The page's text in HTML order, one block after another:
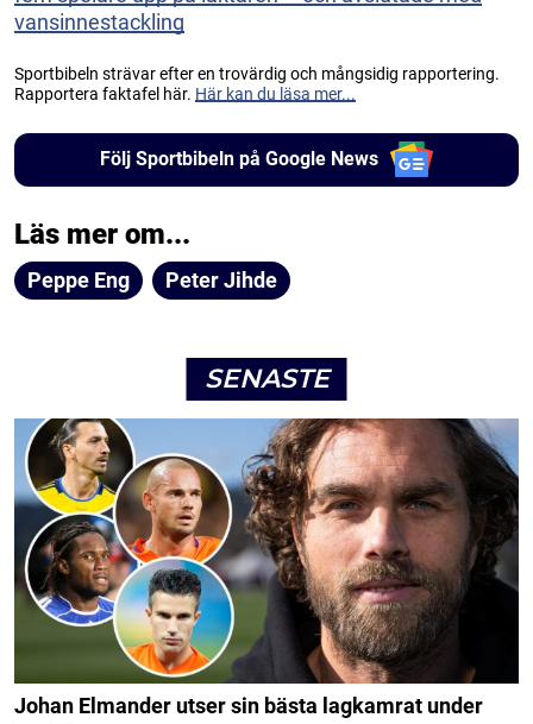
vansinnestackling
Sportbibeln strävar efter en trovärdig och mångsidig rapportering.
Rapportera faktafel här. Här kan du läsa mer...
Följ Sportbibeln på Google News
Läs mer om...
Peppe Eng Peter Jihde
SENASTE
Johan Elmander utser sin bästa lagkamrat under